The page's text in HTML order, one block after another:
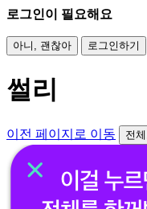
로그인이 필요해요
아니, 괜찮아 로그인하기
썰리
이전 페이지로 이동 전